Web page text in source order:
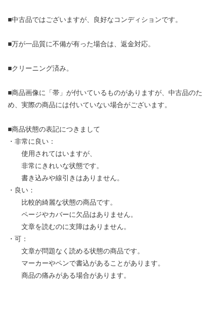
■中古品ではございますが、良好なコンディションです。
■万が一品質に不備が有った場合は、返金対応。
■クリーニング済み。
■商品画像に「帯」が付いているものがありますが、中古品のた
め、実際の商品には付いていない場合がございます。
■商品状態の表記につきまして
・非常に良い：
使用されてはいますが、
非常にきれいな状態です。
書き込みや線引きはありません。
・良い：
比較的綺麗な状態の商品です。
ページやカバーに欠品はありません。
文章を読むのに支障はありません。
・可：
文章が問題なく読める状態の商品です。
マーカーやペンで書込があることがあります。
商品の痛みがある場合があります。